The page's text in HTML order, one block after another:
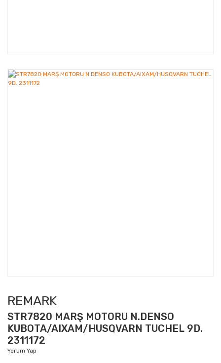
REMARK
STR7820 MARŞ MOTORU N.DENSO
KUBOTA/AIXAM/HUSQVARN TUCHEL 9D.
2311172
Yorum Yap